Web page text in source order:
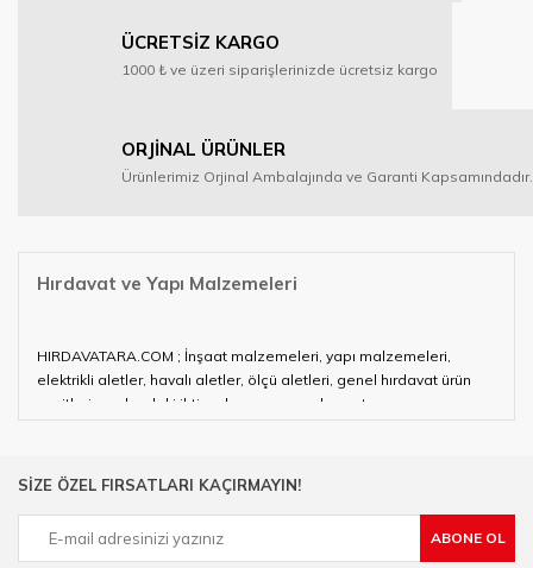
ÜCRETSİZ KARGO
1000 ₺ ve üzeri siparişlerinizde ücretsiz kargo
ORJİNAL ÜRÜNLER
Ürünlerimiz Orjinal Ambalajında ve Garanti Kapsamındadır.
Hırdavat ve Yapı Malzemeleri
HIRDAVATARA.COM ; İnşaat malzemeleri, yapı malzemeleri,
elektrikli aletler, havalı aletler, ölçü aletleri, genel hırdavat ürün
çeşitleri ve alandaki ihtiyaçlarınızın neredeyse tamamını
çalışan HIRDAVATARA.COM geniş ürün yelpazesi ile siz değerli
Ülkemizde özellikle gelişen sanayi, inşaat ve fabrikalaşma
SİZE ÖZEL FIRSATLARI KAÇIRMAYIN!
ABONE OL